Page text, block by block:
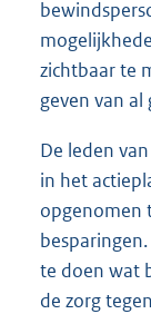
zichtbaar te
geven van
De leden
in het
opgenomen
te doen wat
de zorg